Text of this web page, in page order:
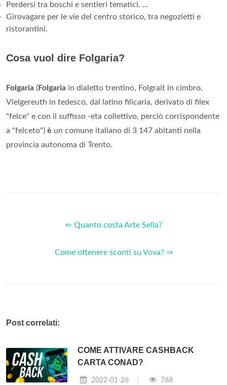
Perdersi tra boschi e sentieri tematici. ...
Girovagare per le vie del centro storico, tra negozietti e
ristorantini.
Cosa vuol dire Folgaria?
Folgaria (Folgaria in dialetto trentino, Folgrait in cimbro,
Vielgereuth in tedesco, dal latino filicaria, derivato di filex
"felce" e con il suffisso -eta collettivo, perciò corrispondente
a "felceto") è un comune italiano di 3 147 abitanti nella
provincia autonoma di Trento.
⇐ Quanto costa Arte Sella?
Come ottenere sconti su Vova? ⇒
Post correlati:
COME ATTIVARE CASHBACK
CARTA CONAD?
2022-01-26 768